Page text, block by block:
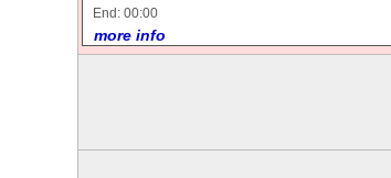
End: 00:00
more info